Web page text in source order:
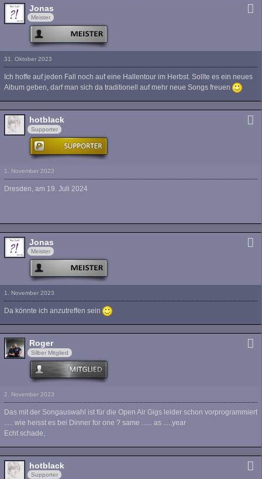
Jonas
Meister
31. Oktober 2023
Ich hoffe auf jeden Fall noch auf eine Hallentour im Herbst. Sollte es ein neues
Album geben, darf man sich da traditionell auf mehr neue Songs freuen
hotblack
Supporter
1. November 2023
Dresden, am 19. Juli 2024
Jonas
Meister
1. November 2023
Da könnte ich anzutreffen sein
Roger
Silber Mitglied
2. November 2023
Das mit der Songauswahl ist für die Open Air Gigs leider schon vorprogrammiert
..... wie heisst es bei Dinner for one ? same ...... as .....year
Echt schade,
hotblack
Supporter